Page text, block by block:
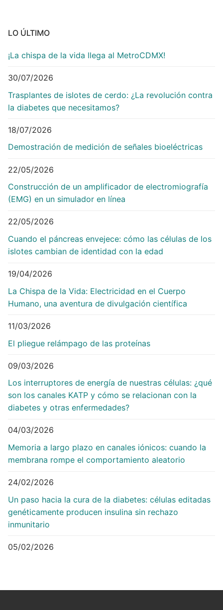
LO ÚLTIMO
¡La chispa de la vida llega al MetroCDMX!
30/07/2026
Trasplantes de islotes de cerdo: ¿La revolución contra
la diabetes que necesitamos?
18/07/2026
Demostración de medición de señales bioeléctricas
22/05/2026
Construcción de un amplificador de electromiografía
(EMG) en un simulador en línea
22/05/2026
Cuando el páncreas envejece: cómo las células de los
islotes cambian de identidad con la edad
19/04/2026
La Chispa de la Vida: Electricidad en el Cuerpo
Humano, una aventura de divulgación científica
11/03/2026
El pliegue relámpago de las proteínas
09/03/2026
Los interruptores de energía de nuestras células: ¿qué
son los canales KATP y cómo se relacionan con la
diabetes y otras enfermedades?
04/03/2026
Memoria a largo plazo en canales iónicos: cuando la
membrana rompe el comportamiento aleatorio
24/02/2026
Un paso hacia la cura de la diabetes: células editadas
genéticamente producen insulina sin rechazo
inmunitario
05/02/2026